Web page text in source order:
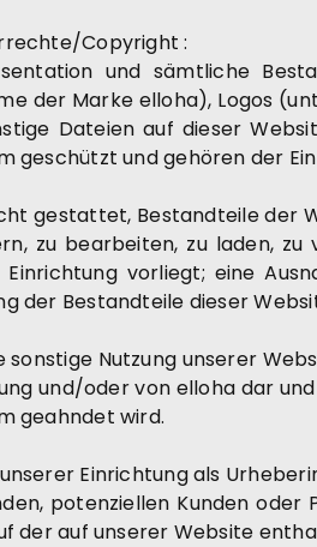
Copyright :
und sämtliche
der Marke elloha), Logos
Dateien auf dieser
geschützt und gehören der
gestattet, Bestandteile der
zu bearbeiten, zu laden,
Einrichtung vorliegt; eine
der Bestandteile dieser
sonstige Nutzung unserer
und/oder von elloha dar
geahndet wird.
Einrichtung als
potenziellen Kunden
der auf unserer Website